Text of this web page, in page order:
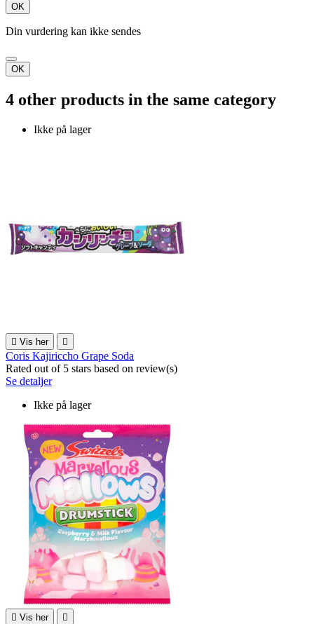
OK
Din vurdering kan ikke sendes
OK
4 other products in the same category
Ikke på lager
 Vis her 
Coris Kajiriccho Grape Soda
Rated out of 5 stars based on review(s)
Se detaljer
Ikke på lager
 Vis her 